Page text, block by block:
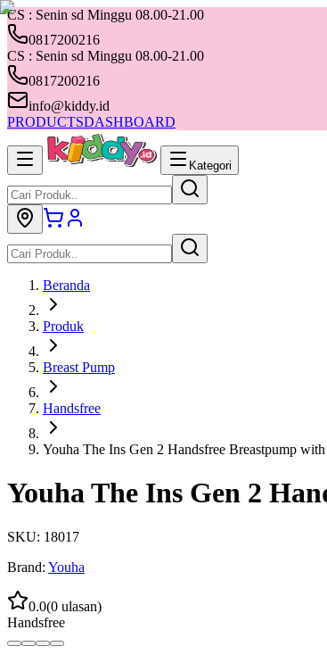
CS : Senin sd Minggu 08.00-21.00
0817200216
CS : Senin sd Minggu 08.00-21.00
0817200216
info@kiddy.id
PRODUCTSDASHBOARD
Kategori
Beranda
Produk
Breast Pump
Handsfree
Youha The Ins Gen 2 Handsfree Breastpump
Youha The Ins Gen 2
SKU: 18017
Brand: Youha
0.0(0 ulasan)
Handsfree